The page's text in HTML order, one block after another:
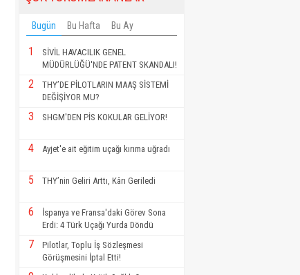
Bugün Bu Hafta Bu Ay
1
SİVİL HAVACILIK GENEL
MÜDÜRLÜĞÜ'NDE PATENT SKANDALI!
2
THY’DE PİLOTLARIN MAAŞ SİSTEMİ
DEĞİŞİYOR MU?
3 SHGM'DEN PİS KOKULAR GELİYOR!
4 Ayjet'e ait eğitim uçağı kırıma uğradı
5 THY’nin Geliri Arttı, Kârı Geriledi
6
İspanya ve Fransa'daki Görev Sona
Erdi: 4 Türk Uçağı Yurda Döndü
7
Pilotlar, Toplu İş Sözleşmesi
Görüşmesini İptal Etti!